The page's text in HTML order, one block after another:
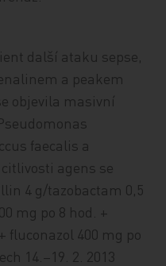
další ataku sepse,
a peakem
objevila masivní
faecalis a
agens se
4 g/tazobactam 0,5
mg po 8 hod. +
fluconazol 400 mg po
14.–19. 2. 2013